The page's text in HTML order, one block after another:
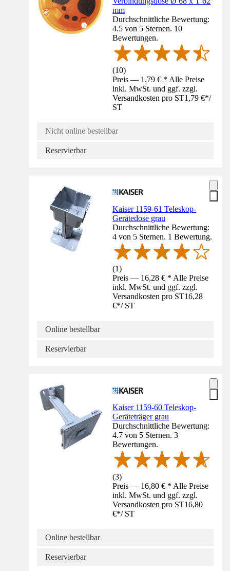
mm
Durchschnittliche Bewertung:
4.5 von 5 Sternen. 10
Bewertungen.
(10)
Preis — 1,79 € * Alle Preise
inkl. MwSt. und ggf. zzgl.
Versandkosten pro ST1,79 €*/
ST
Nicht online bestellbar
Reservierbar
Kaiser 1159-61 Teleskop-
Gerätedose grau
Durchschnittliche Bewertung:
4 von 5 Sternen. 1 Bewertung.
(1)
Preis — 16,28 € * Alle Preise
inkl. MwSt. und ggf. zzgl.
Versandkosten pro ST16,28
€*/ ST
Online bestellbar
Reservierbar
Kaiser 1159-60 Teleskop-
Geräteträger grau
Durchschnittliche Bewertung:
4.7 von 5 Sternen. 3
Bewertungen.
(3)
Preis — 16,80 € * Alle Preise
inkl. MwSt. und ggf. zzgl.
Versandkosten pro ST16,80
€*/ ST
Online bestellbar
Reservierbar